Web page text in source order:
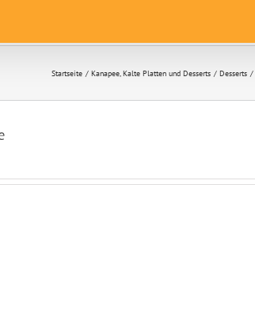
Startseite Kanapee, Kalte Platten und Desserts Desserts